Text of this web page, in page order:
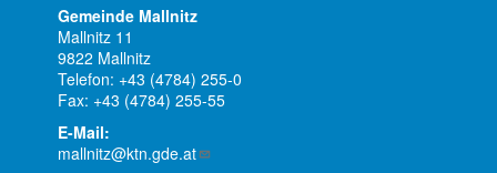
Gemeinde Mallnitz
Mallnitz 11
9822 Mallnitz
Telefon: +43 (4784) 255-0
Fax: +43 (4784) 255-55
E-Mail:
mallnitz@ktn.gde.at